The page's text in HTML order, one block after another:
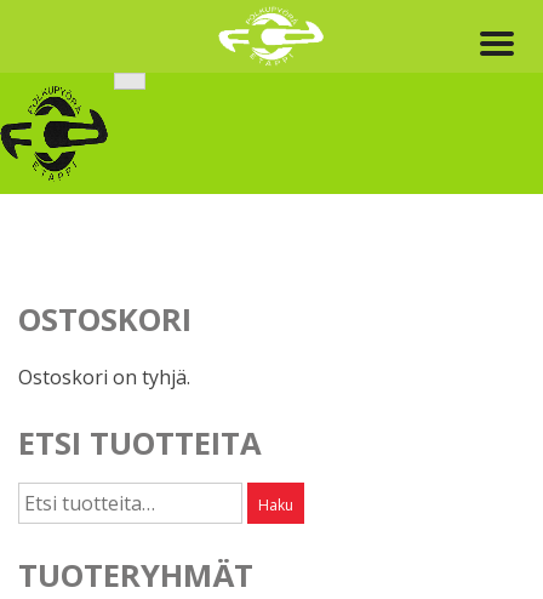
content
OSTOSKORI
Ostoskori on tyhjä.
ETSI TUOTTEITA
Etsi: Haku
TUOTERYHMÄT